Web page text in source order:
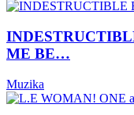
ME BE…
Muzika